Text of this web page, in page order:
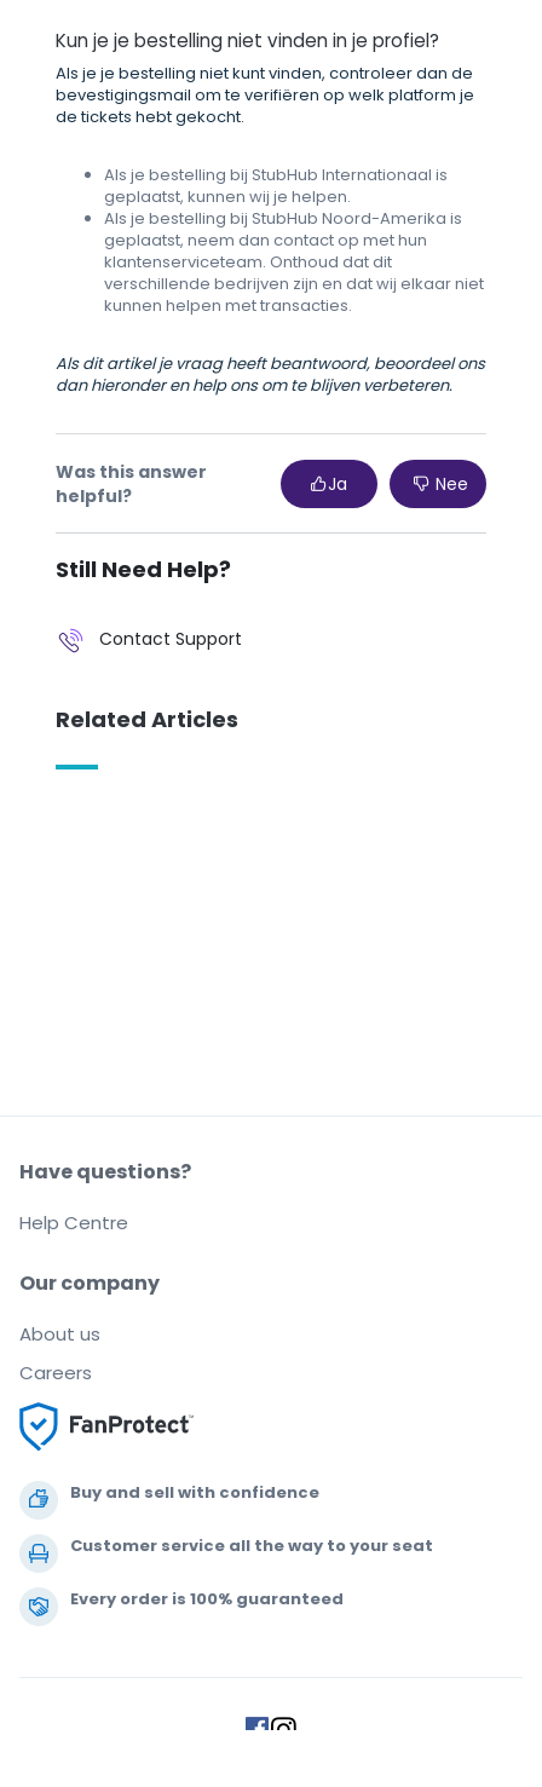
Kun je je bestelling niet vinden in je profiel?
Als je je bestelling niet kunt vinden, controleer dan de
bevestigingsmail om te verifiëren op welk platform je
de tickets hebt gekocht.
Als je bestelling bij StubHub Internationaal is
geplaatst, kunnen wij je helpen.
Als je bestelling bij StubHub Noord-Amerika is
geplaatst, neem dan contact op met hun
klantenserviceteam. Onthoud dat dit
verschillende bedrijven zijn en dat wij elkaar niet
kunnen helpen met transacties.
Als dit artikel je vraag heeft beantwoord, beoordeel ons
dan hieronder en help ons om te blijven verbeteren.
Was this answer
helpful?
Ja Nee
Still Need Help?
Contact Support
Related Articles
Buy and sell with confidence
Customer service all the way to your seat
Every order is 100% guaranteed
Our company
About us
Careers
Have questions?
Help Centre
.
.